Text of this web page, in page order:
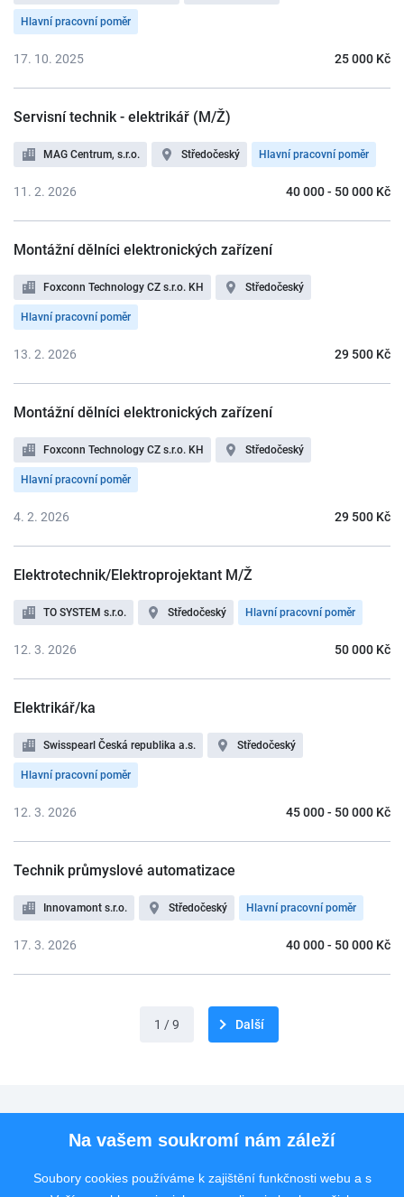
Hlavní pracovní poměr
25 000 Kč
17. 10. 2025
Servisní technik - elektrikář (M/Ž)
MAG Centrum, s.r.o. Středočeský Hlavní pracovní poměr
40 000 - 50 000 Kč
11. 2. 2026
Montážní dělníci elektronických zařízení
Foxconn Technology CZ s.r.o. KH Středočeský
Hlavní pracovní poměr
29 500 Kč
13. 2. 2026
Montážní dělníci elektronických zařízení
Foxconn Technology CZ s.r.o. KH Středočeský
Hlavní pracovní poměr
29 500 Kč
4. 2. 2026
Elektrotechnik/Elektroprojektant M/Ž
TO SYSTEM s.r.o. Středočeský Hlavní pracovní poměr
50 000 Kč
12. 3. 2026
Elektrikář/ka
Swisspearl Česká republika a.s. Středočeský
Hlavní pracovní poměr
45 000 - 50 000 Kč
12. 3. 2026
Technik průmyslové automatizace
Innovamont s.r.o. Středočeský Hlavní pracovní poměr
40 000 - 50 000 Kč
17. 3. 2026
1 / 9 Další
Pro uchazečeNa vašem soukromí nám záleží
Soubory cookies používáme k zajištění funkčnosti webu a s